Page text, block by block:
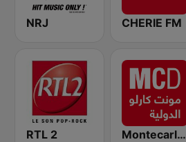
NRJ CHERIE FM
RTL 2 Montecarlo al doualiya (مونت كارلو الدولية)